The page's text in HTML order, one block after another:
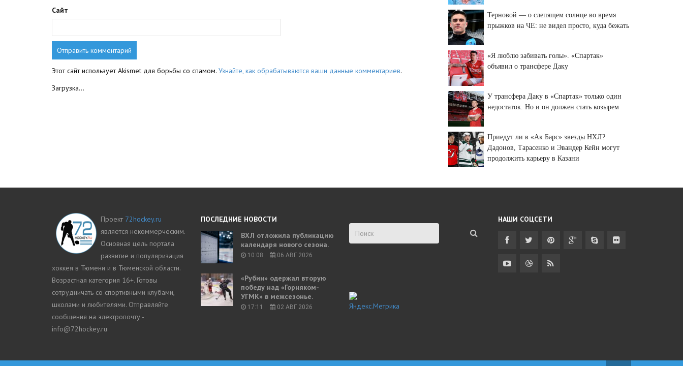
Сайт
Этот сайт использует Akismet для борьбы со спамом. Узнайте, как обрабатываются ваши данные комментариев.
Загрузка...
Терновой — о слепящем солнце во время
прыжков на ЧЕ: не видел просто, куда бежать
«Я люблю забивать голы». «Спартак»
объявил о трансфере Даку
У трансфера Даку в «Спартак» только один
недостаток. Но и он должен стать козырем
Приедут ли в «Ак Барс» звезды НХЛ?
Дадонов, Тарасенко и Эвандер Кейн могут
продолжить карьеру в Казани
Проект 72hockey.ru
является некоммерческим.
Основная цель портала
развитие и популяризация
хоккея в Тюмени и в Тюменской области.
Возрастная категория 16+. Готовы
сотрудничать со спортивными клубами,
школами и любителями. Отправляйте
сообщения на электропочту -
info@72hockey.ru
ПОСЛЕДНИЕ НОВОСТИ
ВХЛ отложила публикацию
календаря нового сезона.
10:08 06 АВГ 2026
«Рубин» одержал вторую
победу над «Горняком-
УГМК» в межсезонье.
17:11 02 АВГ 2026
НАШИ СОЦСЕТИ